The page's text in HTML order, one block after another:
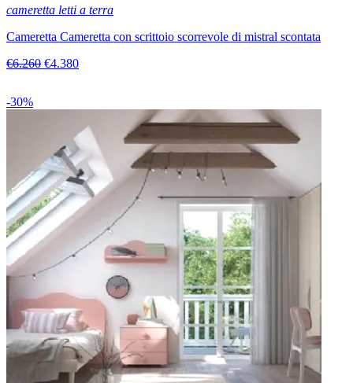
cameretta letti a terra
Cameretta Cameretta con scrittoio scorrevole di mistral scontata
€6.260 €4.380
-30%